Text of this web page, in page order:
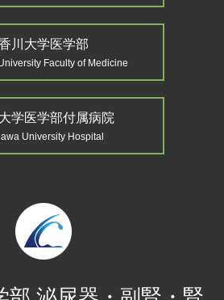
川大学医学部
Faculty of Medicine
学医学部付属病院
University Hospital